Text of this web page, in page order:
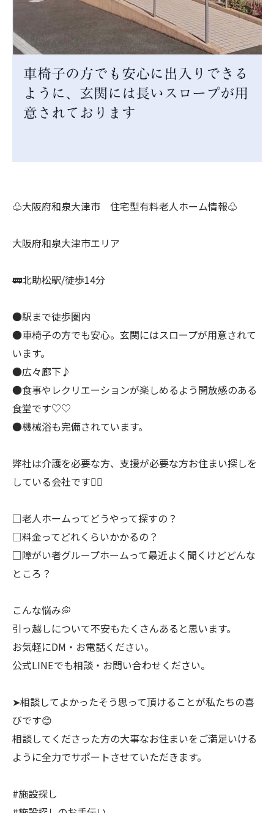
♧大阪府和泉大津市 住宅型有料老人ホーム情報♧
大阪府和泉大津市エリア
🚃北助松駅/徒歩14分
●駅まで徒歩圏内
●車椅子の方でも安心。玄関にはスロープが用意されて
います。
●広々廊下♪
●食事やレクリエーションが楽しめるよう開放感のある
食堂です♡♡
●機械浴も完備されています。
弊社は介護を必要な方、支援が必要な方お住まい探しを
している会社です💁‍♀️
□老人ホームってどうやって探すの？
□料金ってどれくらいかかるの？
□障がい者グループホームって最近よく聞くけどどんな
ところ？
こんな悩み💭
引っ越しについて不安もたくさんあると思います。
お気軽にDM・お電話ください。
公式LINEでも相談・お問い合わせください。
➤相談してよかったそう思って頂けることが私たちの喜
びです😊
相談してくださった方の大事なお住まいをご満足いける
ように全力でサポートさせていただきます。
⁡#施設探し